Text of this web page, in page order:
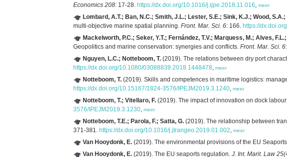
Economics 208: 17-28. https://dx.doi.org/10.1016/j.ijpe.2018.11.016, meer
Lombard, A.T.; Ban, N.C.; Smith, J.L.; Lester, S.E.; Sink, K.J.; Wood,
multi-objective marine spatial planning. Front. Mar. Sci. 6: 166. https://
Mackelworth, P.C.; Seker, Y.T.; Fernández, T.V.; Marquess, M.; Alves,
Geopolitics and marine conservation: synergies and conflicts. Front. Mar. Sci. 6
Nguyen, L.C.; Notteboom, T. (2019). The relations between dry port
https://dx.doi.org/10.1080/03088839.2018.1448478, meer
Notteboom, T. (2019). Skills and competences in maritime logistics:
https://dx.doi.org/10.15167/1824-3576/IPEJM2019.3.1240, meer
Notteboom, T.; Vitellaro, F. (2019). The impact of innovation on dock
3576/IPEJM2019.3.1230, meer
Notteboom, T.E.; Parola, F.; Satta, G. (2019). The relationship between
371-381. https://dx.doi.org/10.1016/j.jtrangeo.2019.01.002, meer
Van Hooydonk, E. (2019). The environmental provisions of the EU
Van Hooydonk, E. (2019). The EU seaports regulation. J. Int. Marit. Law